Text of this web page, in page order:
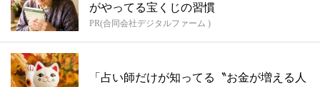
がやってる宝くじの習慣
PR(合同会社デジタルファーム )
「占い師だけが知ってる〝お金が増える人